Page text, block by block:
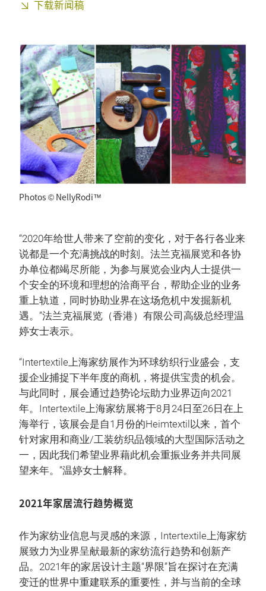
下载新闻稿
Photos © NellyRodi™
“2020年给世人带来了空前的变化，对于各行各业来
说都是一个充满挑战的时刻。法兰克福展览和各协
办单位都竭尽所能，为参与展览会业内人士提供一
个安全的环境和理想的洽商平台，帮助企业的业务
重上轨道，同时协助业界在这场危机中发掘新机
遇。”法兰克福展览（香港）有限公司高级总经理温
婷女士表示。
“Intertextile上海家纺展作为环球纺织行业盛会，支
援企业捕捉下半年度的商机，将提供宝贵的机会。
与此同时，展会通过趋势论坛助力业界迈向2021
年。Intertextile上海家纺展将于8月24日至26日在上
海举行，该展会是自1月份的Heimtextil以来，首个
针对家用和商业/工装纺织品领域的大型国际活动之
一，因此我们希望业界藉此机会重振业务并共同展
望来年。”温婷女士解释。
2021年家居流行趋势概览
作为家纺业信息与灵感的来源，Intertextile上海家纺
展致力为业界呈献最新的家纺流行趋势和创新产
品。2021年的家居设计主题“界限”旨在探讨在充满
变迁的世界中重建联系的重要性，并与当前的全球